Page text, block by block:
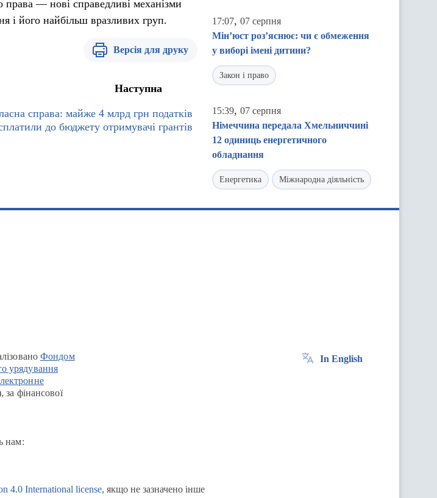
права — нові справедливі механізми
і його найбільш вразливих груп.
Версія для друку
Наступна
справа: майже 4 млрд грн податків
до бюджету отримувачі грантів
17:07, 07 серпня
Мін’юст роз’яснює: чи є обмеження
у виборі імені дитини?
Закон і право
15:39, 07 серпня
Німеччина передала Хмельниччині
12 одиниць енергетичного
обладнання
Енергетика Міжнародна діяльність
Фондом
урядування
за фінансової
нам:
In English
4.0 International license, якщо не зазначено інше